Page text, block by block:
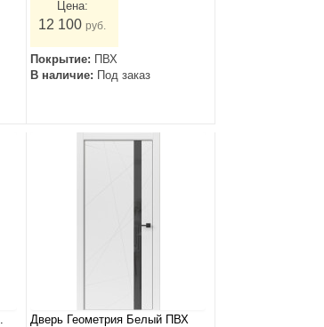
Цена:
12 100 руб.
Покрытие: ПВХ
В наличие: Под заказ
Дверь Геометрия Белый ПВХ